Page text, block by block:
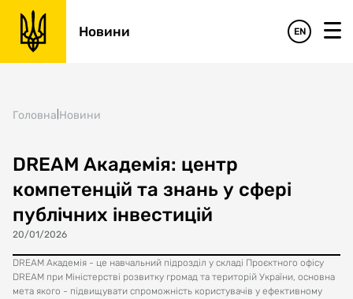
Новини EN
Головна Новини
DREAM Академія: центр
компетенцій та знань у сфері
публічних інвестицій
20/01/2026
DREAM Академія - це навчальний підрозділ у складі Проєктного офісу
DREAM при Міністерстві розвитку громад та територій України, основна
мета якого - підвищувати спроможність користувачів у ефективному